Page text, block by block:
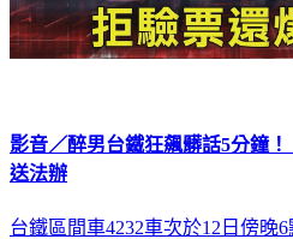
影音／醉男台鐵狂飆髒話5分
送法辦
台鐵區間車4232車次於12日傍晚